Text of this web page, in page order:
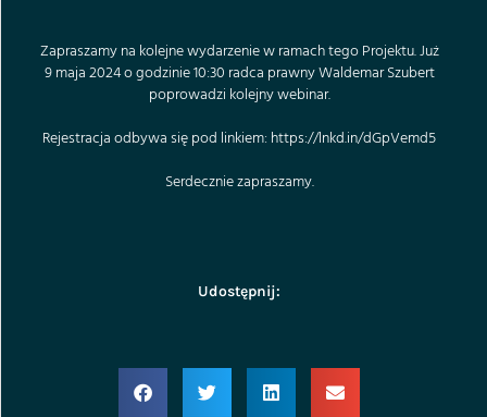
Zapraszamy na kolejne wydarzenie w ramach tego Projektu. Już
9 maja 2024 o godzinie 10:30 radca prawnyWaldemar Szubert
poprowadzi kolejny webinar.
Rejestracja odbywa się pod linkiem: https://lnkd.in/dGpVemd5
Serdecznie zapraszamy.
Udostępnij: